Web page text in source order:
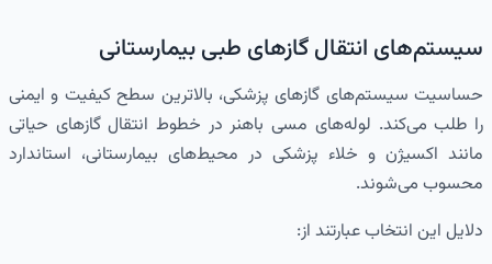
سیستم‌های انتقال گازهای طبی بیمارستانی
حساسیت سیستم‌های گازهای پزشکی، بالاترین سطح کیفیت و ایمنی
را طلب می‌کند. لوله‌های مسی باهنر در خطوط انتقال گازهای حیاتی
مانند اکسیژن و خلاء پزشکی در محیط‌های بیمارستانی، استاندارد
محسوب می‌شوند.
دلایل این انتخاب عبارتند از: